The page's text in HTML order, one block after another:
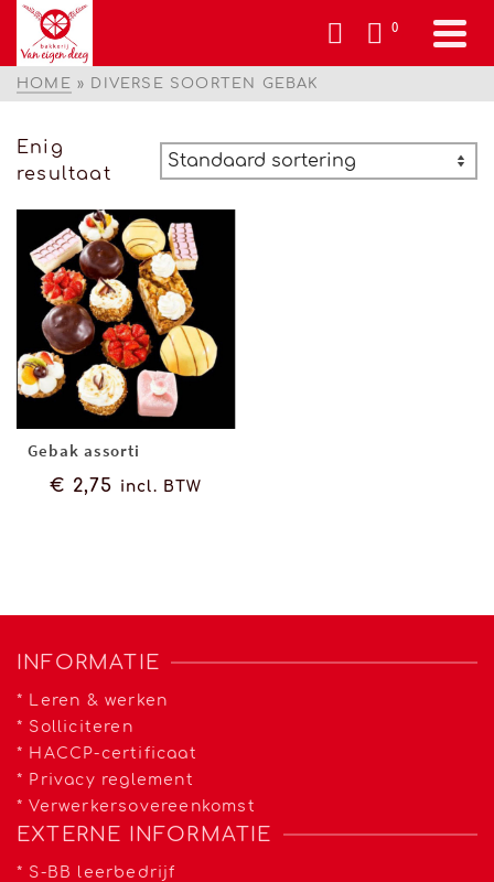
0
HOME » DIVERSE SOORTEN GEBAK
Enig
resultaat
Gebak assorti
€ 2,75 incl. BTW
INFORMATIE
* Leren & werken
* Solliciteren
* HACCP-certificaat
* Privacy reglement
*Verwerkersovereenkomst
EXTERNE INFORMATIE
* S-BB leerbedrijf